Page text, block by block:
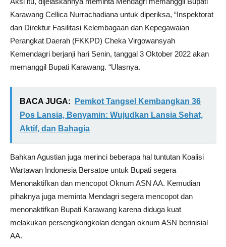
Karawang Cellica Nurrachadiana untuk diperiksa, “Inspektorat
dan Direktur Fasilitasi Kelembagaan dan Kepegawaian
Perangkat Daerah (FKKPD) Cheka Virgowansyah
Kemendagri berjanji hari Senin, tanggal 3 Oktober 2022 akan
memanggil Bupati Karawang. “Ulasnya.
BACA JUGA:
Pemkot Tangsel Kembangkan 36
Pos Lansia, Benyamin: Wujudkan Lansia Sehat,
Aktif, dan Bahagia
Bahkan Agustian juga merinci beberapa hal tuntutan Koalisi
Wartawan Indonesia Bersatoe untuk Bupati segera
Menonaktifkan dan mencopot Oknum ASN AA. Kemudian
pihaknya juga meminta Mendagri segera mencopot dan
menonaktifkan Bupati Karawang karena diduga kuat
melakukan persengkongkolan dengan oknum ASN berinisial
AA.